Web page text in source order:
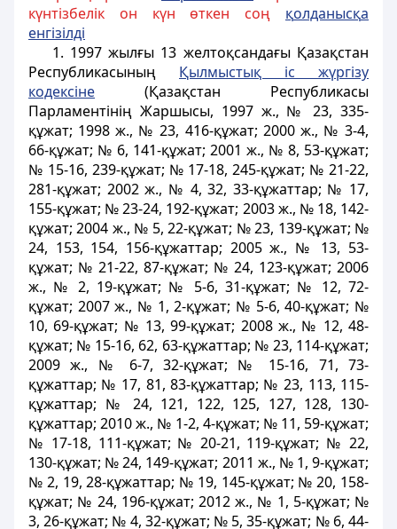
күнтізбелік он күн өткен соң қолданысқа
енгізілді
1. 1997 жылғы 13 желтоқсандағы Қазақстан
Республикасының Қылмыстық іс жүргізу
кодексіне (Қазақстан Республикасы
Парламентінің Жаршысы, 1997 ж., № 23, 335-
құжат; 1998 ж., № 23, 416-құжат; 2000 ж., № 3-4,
66-құжат; № 6, 141-құжат; 2001 ж., № 8, 53-құжат;
№ 15-16, 239-құжат; № 17-18, 245-құжат; № 21-22,
281-құжат; 2002 ж., № 4, 32, 33-құжаттар; № 17,
155-құжат; № 23-24, 192-құжат; 2003 ж., № 18, 142-
құжат; 2004 ж., № 5, 22-құжат; № 23, 139-құжат; №
24, 153, 154, 156-құжаттар; 2005 ж., № 13, 53-
құжат; № 21-22, 87-құжат; № 24, 123-құжат; 2006
ж., № 2, 19-құжат; № 5-6, 31-құжат; № 12, 72-
құжат; 2007 ж., № 1, 2-құжат; № 5-6, 40-құжат; №
10, 69-құжат; № 13, 99-құжат; 2008 ж., № 12, 48-
құжат; № 15-16, 62, 63-құжаттар; № 23, 114-құжат;
2009 ж., № 6-7, 32-құжат; № 15-16, 71, 73-
құжаттар; № 17, 81, 83-құжаттар; № 23, 113, 115-
құжаттар; № 24, 121, 122, 125, 127, 128, 130-
құжаттар; 2010 ж., № 1-2, 4-құжат; № 11, 59-құжат;
№ 17-18, 111-құжат; № 20-21, 119-құжат; № 22,
130-құжат; № 24, 149-құжат; 2011 ж., № 1, 9-құжат;
№ 2, 19, 28-құжаттар; № 19, 145-құжат; № 20, 158-
құжат; № 24, 196-құжат; 2012 ж., № 1, 5-құжат; №
3, 26-құжат; № 4, 32-құжат; № 5, 35-құжат; № 6, 44-